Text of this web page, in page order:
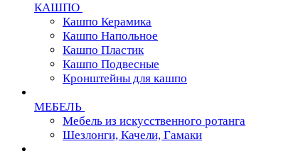
КАШПО
Кашпо Керамика
Кашпо Напольное
Кашпо Пластик
Кашпо Подвесные
Кронштейны для кашпо
МЕБЕЛЬ
Мебель из искусственного ротанга
Шезлонги, Качели, Гамаки